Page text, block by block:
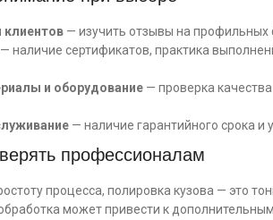
клиентов — изучить отзывы на профильных
— наличие сертификатов, практика
и оборудование — проверка
— наличие гарантийного срока и
профессионалам
процесса, полировка кузова — это
может привести к